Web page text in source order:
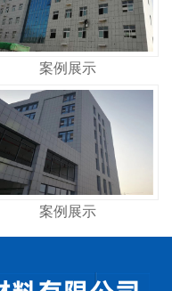
案例展示
案例展示